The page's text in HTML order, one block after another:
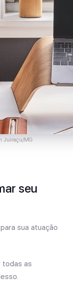
Juiraçu/MG
seu
sua atuação
todas as